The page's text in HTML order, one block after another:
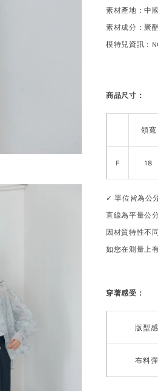
素材產地：中
素材成分：聚
模特兒資訊：
商品尺寸：
領寬
F 18
✓ 單位皆為公
直線為平量公
因材質特性不
如您在測量上
穿著感受：
版型
布料